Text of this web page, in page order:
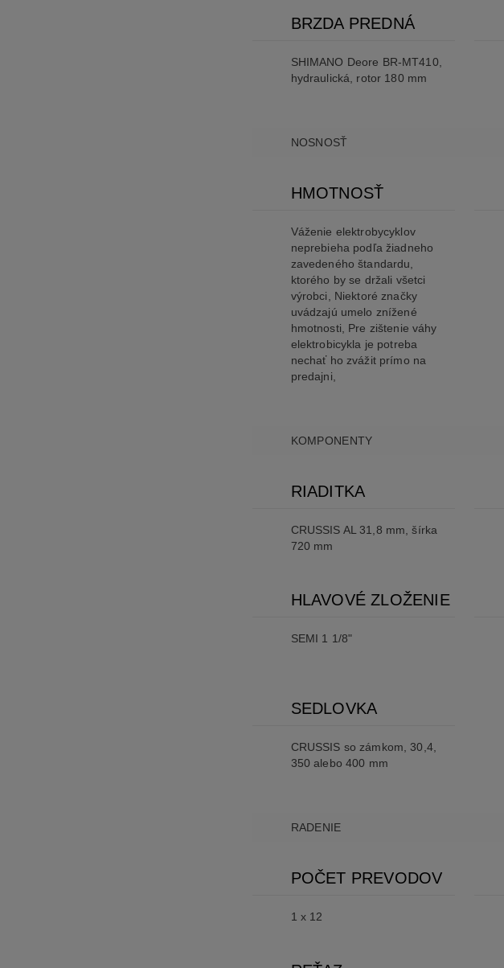
BRZDA PREDNÁ
SHIMANO Deore BR-MT410,
hydraulická, rotor 180 mm
NOSNOSŤ
HMOTNOSŤ
Váženie elektrobycyklov
neprebieha podľa žiadneho
zavedeného štandardu,
ktorého by se držali všetci
výrobci, Niektoré značky
uvádzajú umelo znížené
hmotnosti, Pre zištenie váhy
elektrobicykla je potreba
nechať ho zvážit prímo na
predajni,
KOMPONENTY
RIADITKA
CRUSSIS AL 31,8 mm, šírka
720 mm
HLAVOVÉ ZLOŽENIE
SEMI 1 1/8"
SEDLOVKA
CRUSSIS so zámkom, 30,4,
350 alebo 400 mm
RADENIE
POČET PREVODOV
1 x 12